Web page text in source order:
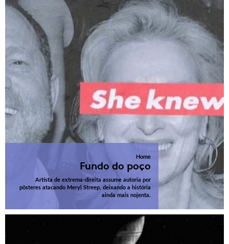
Home
Fundo do poço
Artista de extrema-direita assume autoria por
pôsteres atacando Meryl Streep, deixando a história
ainda mais nojenta.